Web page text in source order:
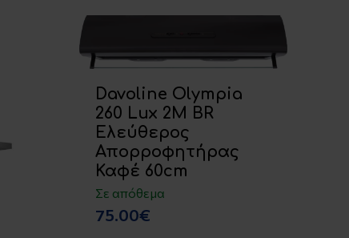
Davoline Olympia
260 Lux 2M BR
Ελεύθερος
Απορροφητήρας
Καφέ 60cm
Σε απόθεμα
75.00€